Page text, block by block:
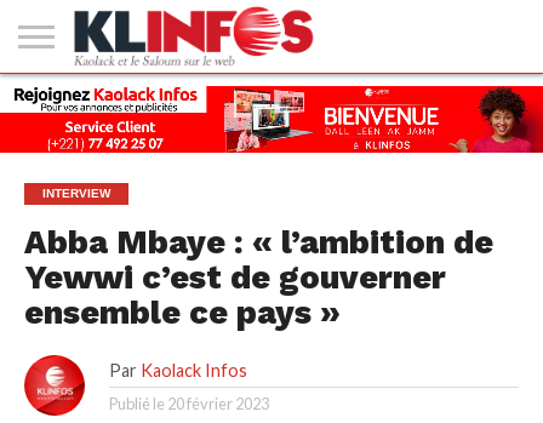
#2
(PAS
DE
TITRE)
KAOLACK
POLITIQUE
ECONOMIE
SOCIÉTÉ
CULTURE
PEOPLE
SPORT
SANTÉ
AFRIQUE
INTERNATIONAL
EMPLOI &
FORMATION
INTERVIEW
Abba Mbaye : « l’ambition de
Yewwi c’est de gouverner
ensemble ce pays »
Par Kaolack Infos
Publié le 20 février 2023